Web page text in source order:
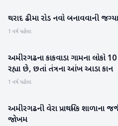
બનાસકાંઠા
થરાદ ઢીમા રોડ નવો બનાવવાની
1 વર્ષ પહેલા
બનાસકાંઠા
અમીરગઢના કાકવાડા ગામના લોકો
રહ્યા છે, છતાં તંત્રના આંખ આડા કાન
1 વર્ષ પહેલા
બનાસકાંઠા
અમીરગઢની વેરા પ્રાથમિક શાળાના
જોખમ